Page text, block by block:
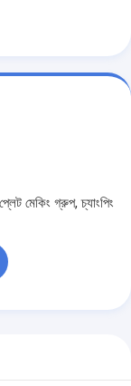
মেকিং গ্রুপ, চ্যাংপিং